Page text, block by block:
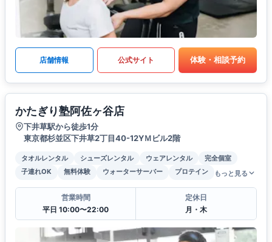
店舗情報 公式サイト 体験・相談予約
かたぎり塾阿佐ヶ谷店
下井草駅から徒歩1分
東京都杉並区下井草2丁目40-12YＭビル2階
タオルレンタル シューズレンタル ウェアレンタル
完全個室
子連れOK
無料体験 ウォーターサーバー プロテイン もっと見る
営業時間
平日 10:00〜22:00
定休日
月・木